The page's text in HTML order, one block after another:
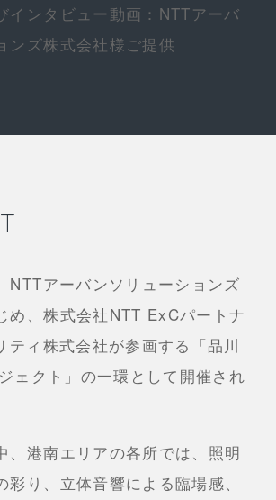
インタビュー動画：NTTアーバ
ンズ株式会社様ご提供
NTTアーバンソリューションズ
め、株式会社NTT ExCパートナ
ティ株式会社が参画する「品川
ェクト」の一環として開催され
、港南エリアの各所では、 照明
彩り、立体音響による臨場感、